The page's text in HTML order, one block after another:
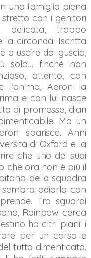
una famiglia piena
stretto con i genitori
delicata, troppo
la circonda. Iscritta
a uscire dal guscio,
sola… finché non
attento, con
l’anima, Aeron la
e con lui nasce
di promesse, diari
Ma un
sparisce. Anni
di Oxford e la
che uno dei suoi
che ora non è più il
della squadra
odiarla con
Tra sguardi
Rainbow cerca
ha altri piani: i
per un corso e
tutto dimenticato.